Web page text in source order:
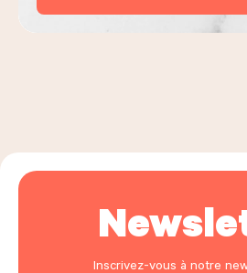
Inscrivez-vous à notre